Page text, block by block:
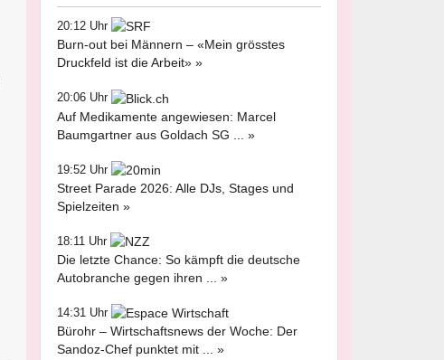
20:12 Uhr
Burn-out bei Männern – «Mein grösstes
Druckfeld ist die Arbeit» »
20:06 Uhr
Auf Medikamente angewiesen: Marcel
Baumgartner aus Goldach SG ... »
19:52 Uhr
Street Parade 2026: Alle DJs, Stages und
Spielzeiten »
18:11 Uhr
Die letzte Chance: So kämpft die deutsche
Autobranche gegen ihren ... »
14:31 Uhr
Bürohr – Wirtschaftsnews der Woche: Der
Sandoz-Chef punktet mit ... »